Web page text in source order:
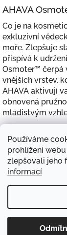
Používáme
prohlížení
zlepšovali jeho
informací
AHAVA
Co je na
exkluzivní
moře. Zlepšuje
přispívá k
Osmoter™ čerpá
vnějších vrstev,
AHAVA aktivují
obnovená
mladistvým
Osmoter™.
Obchodní podmínky